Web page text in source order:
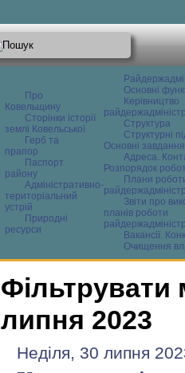
Про
Ковельщину
Сторінки історії
землі Ковельської
Герб та
прапор
Паспорт
району
Адміністративно-
територіальний
устрій
Природні
ресурси
Основні
Керівництво
Структура
Структурні
Основні завдання
Адреса.
Розпорядок
Плани
Звіти про
планів роботи
Вакансії.
Очищення
Фільтрувати
липня 2023
Неділя, 30 липня